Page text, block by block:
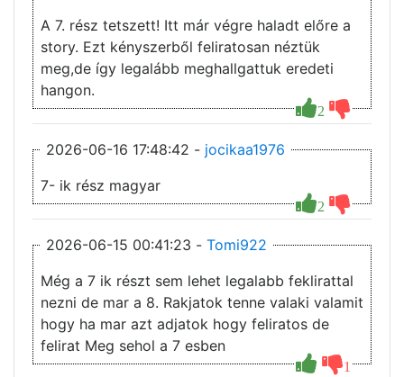
2
A 7. rész tetszett! Itt már végre haladt előre a
story. Ezt kényszerből feliratosan néztük
meg,de így legalább meghallgattuk eredeti
hangon.
2026-06-16 17:48:42 - jocikaa1976
2
7- ik rész magyar
2026-06-15 00:41:23 - Tomi922
1
Még a 7 ik részt sem lehet legalabb feklirattal
nezni de mar a 8. Rakjatok tenne valaki valamit
hogy ha mar azt adjatok hogy feliratos de
felirat Meg sehol a 7 esben